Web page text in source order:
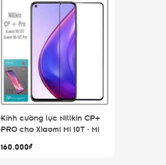
Kính cường lực Nillkin CP+
PRO cho Xiaomi Mi 10T - Mi
FULL viền đen
160.000₫